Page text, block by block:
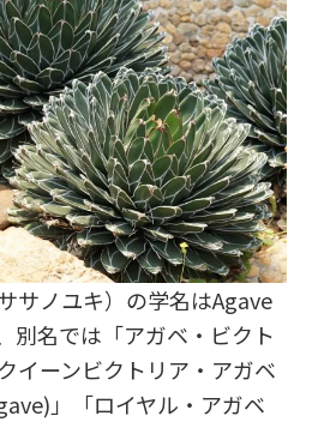
サノユキ）の学名はAgave
名では「アガベ・ビクト
イーンビクトリア・アガベ
」「ロイヤル・アガベ